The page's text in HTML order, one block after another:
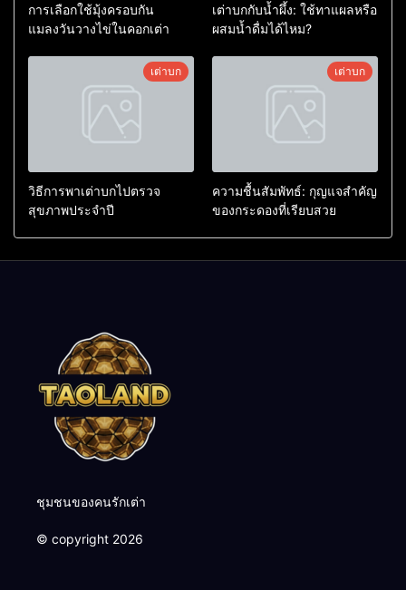
การเลือกใช้มุ้งครอบกัน
แมลงวันวางไข่ในคอกเต่า
เต่าบกกับน้ำผึ้ง: ใช้ทาแผลหรือ
ผสมน้ำดื่มได้ไหม?
เต่าบก
วิธีการพาเต่าบกไปตรวจ
สุขภาพประจำปี
เต่าบก
ความชื้นสัมพัทธ์: กุญแจสำคัญ
ของกระดองที่เรียบสวย
ชุมชนของคนรักเต่า
© copyright 2026